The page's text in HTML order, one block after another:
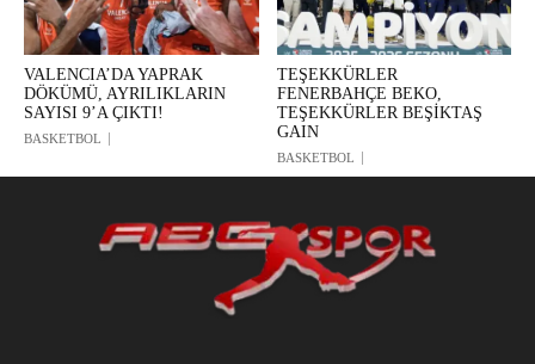
VALENCIA’DA YAPRAK
DÖKÜMÜ, AYRILIKLARIN
SAYISI 9’A ÇIKTI!
BASKETBOL
TEŞEKKÜRLER
FENERBAHÇE BEKO,
TEŞEKKÜRLER BEŞİKTAŞ
GAIN
BASKETBOL